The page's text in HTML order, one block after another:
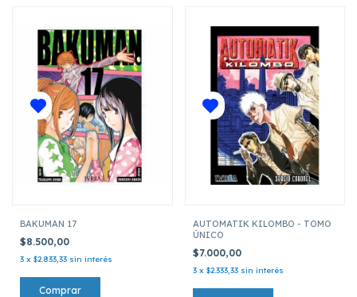
BAKUMAN 17
$8.500,00
3 x $2.833,33 sin interés
AUTOMATIK KILOMBO - TOMO
ÚNICO
$7.000,00
3 x $2.333,33 sin interés